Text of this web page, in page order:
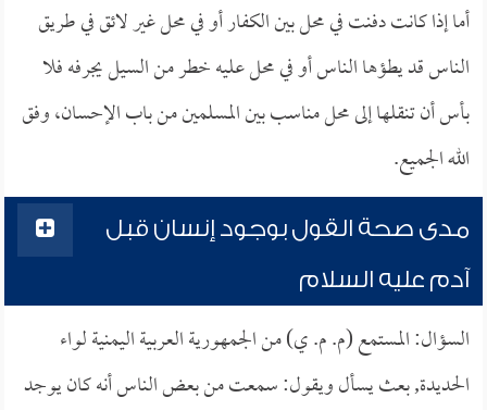
أما إذا كانت دفنت في محل بين الكفار أو في محل غير لائق في طريق
الناس قد يطؤها الناس أو في محل عليه خطر من السيل يجرفه فلا
بأس أن تنقلها إلى محل مناسب بين المسلمين من باب الإحسان، وفق
الله الجميع.
مدى صحة القول بوجود إنسان قبل
آدم عليه السلام
السؤال: المستمع (م. م. ي) من الجمهورية العربية اليمنية لواء
الحديدة, بعث يسأل ويقول: سمعت من بعض الناس أنه كان يوجد